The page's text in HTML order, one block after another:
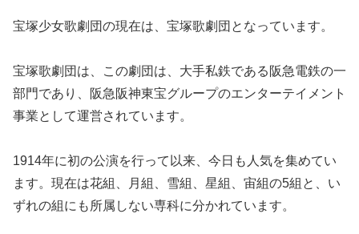
宝塚少女歌劇団の現在は、宝塚歌劇団となっています。
宝塚歌劇団は、この劇団は、大手私鉄である阪急電鉄の一
部門であり、阪急阪神東宝グループのエンターテイメント
事業として運営されています。
1914年に初の公演を行って以来、今日も人気を集めてい
ます。現在は花組、月組、雪組、星組、宙組の5組と、い
ずれの組にも所属しない専科に分かれています。